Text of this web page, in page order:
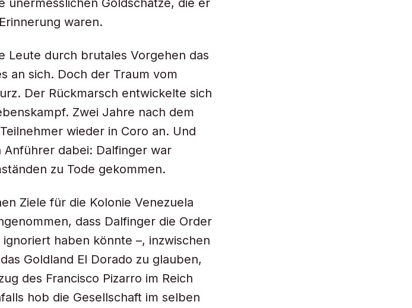
unermesslichen Goldschätze, die er
waren.
Leute durch brutales Vorgehen das
an sich. Doch der Traum vom
Der Rückmarsch entwickelte sich
Zwei Jahre nach dem
wieder in Coro an. Und
dabei: Dalfinger war
zu Tode gekommen.
Ziele für die Kolonie Venezuela
dass Dalfinger die Order
haben könnte –, inzwischen
Goldland El Dorado zu glauben,
des Francisco Pizarro im Reich
hob die Gesellschaft im selben